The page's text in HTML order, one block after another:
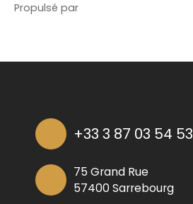
Propulsé par
+33 3 87 03 54 53
75 Grand Rue
57400 Sarrebourg